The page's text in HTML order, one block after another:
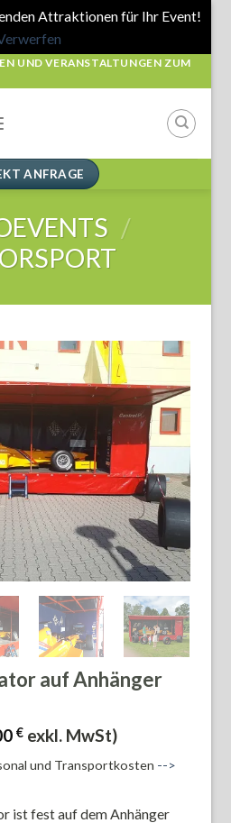
Attraktionen für Ihr Event!
UND VERANSTALTUNGEN ZUM
ANFRAGE
/
auf Anhänger
€ exkl. MwSt)
und Transportkosten -->
ist fest auf dem Anhänger